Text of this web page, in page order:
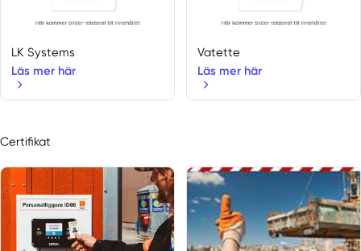
LK Systems
Läs mer här
Vatette
Läs mer här
Certifikat